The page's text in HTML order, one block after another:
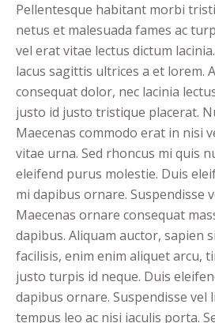
Pellentesque habitant morbi
netus et malesuada fames ac
vel erat vitae lectus dictum
lacus sagittis ultrices a et lorem.
consequat dolor, nec lacinia
justo id justo tristique placerat.
Maecenas commodo erat in nisi
vitae urna. Sed rhoncus mi quis
eleifend purus molestie. Duis
mi dapibus ornare. Suspendisse
Maecenas ornare consequat
dapibus. Aliquam auctor, sapien
facilisis, enim enim aliquet arcu,
justo turpis id neque. Duis
dapibus ornare. Suspendisse vel
tempus leo ac nisi iaculis porta.